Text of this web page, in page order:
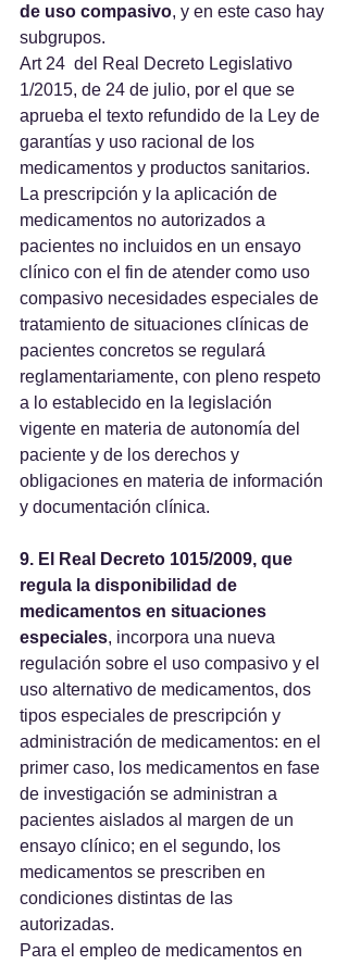
de uso compasivo, y en este caso hay
subgrupos.
Art 24  del Real Decreto Legislativo
1/2015, de 24 de julio, por el que se
aprueba el texto refundido de la Ley de
garantías y uso racional de los
medicamentos y productos sanitarios.
La prescripción y la aplicación de
medicamentos no autorizados a
pacientes no incluidos en un ensayo
clínico con el fin de atender como uso
compasivo necesidades especiales de
tratamiento de situaciones clínicas de
pacientes concretos se regulará
reglamentariamente, con pleno respeto
a lo establecido en la legislación
vigente en materia de autonomía del
paciente y de los derechos y
obligaciones en materia de información
y documentación clínica.
9. El Real Decreto 1015/2009, que
regula la disponibilidad de
medicamentos en situaciones
especiales, incorpora una nueva
regulación sobre el uso compasivo y el
uso alternativo de medicamentos, dos
tipos especiales de prescripción y
administración de medicamentos: en el
primer caso, los medicamentos en fase
de investigación se administran a
pacientes aislados al margen de un
ensayo clínico; en el segundo, los
medicamentos se prescriben en
condiciones distintas de las
autorizadas.
Para el empleo de medicamentos en